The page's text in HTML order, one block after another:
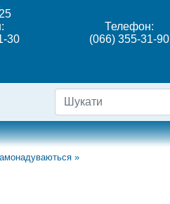
30
Телефон:
(066) 355-31-90
»